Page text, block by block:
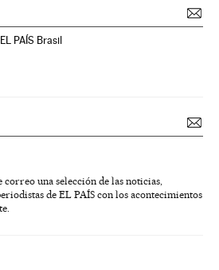
PAÍS Brasil
correo una selección de las noticias,
de EL PAÍS con los acontecimientos